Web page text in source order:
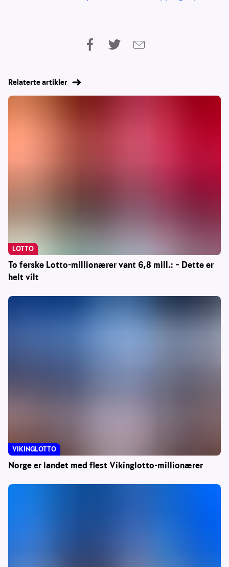
Relaterte artikler
To ferske Lotto-millionærer vant 6,8 mill.: – Dette er
helt vilt
LOTTO
Norge er landet med flest Vikinglotto-millionærer
VIKINGLOTTO